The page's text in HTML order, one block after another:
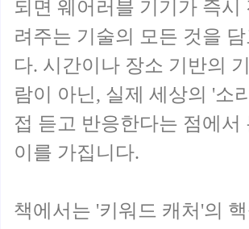
되면 웨어러블 기기가 즉시
려주는 기술의 모든 것을 담
다. 시간이나 장소 기반의
람이 아닌, 실제 세상의 '소
접 듣고 반응한다는 점에서
이를 가집니다.
책에서는 '키워드 캐처'의